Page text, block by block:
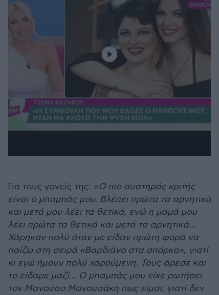
Για τους γονείς της: «Ο πιο αυστηρός κριτής
είναι ο μπαμπάς μου. Βλέπει πρώτα τα αρνητικά
και μετά μου λέει τα θετικά, ενώ η μαμά μου
λέει πρώτα τα θετικά και μετά τα αρνητικά…
Χάρηκαν πολύ όταν με είδαν πρώτη φορά να
παίζω στη σειρά «Βαρδιάνο στα σπόρκα», γιατί
κι εγώ ήμουν πολύ χαρούμενη. Τους άρεσε και
το είδαμε μαζί… Ο μπαμπάς μου είχε ρωτήσει
τον Μανούσο Μανουσάκη πως είμαι, γιατί δεν